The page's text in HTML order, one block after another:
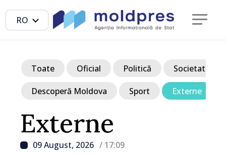
RO
Externe
09 August, 2026 / 17:09
Toate Oficial Politică Societate
Descoperă Moldova Sport Externe